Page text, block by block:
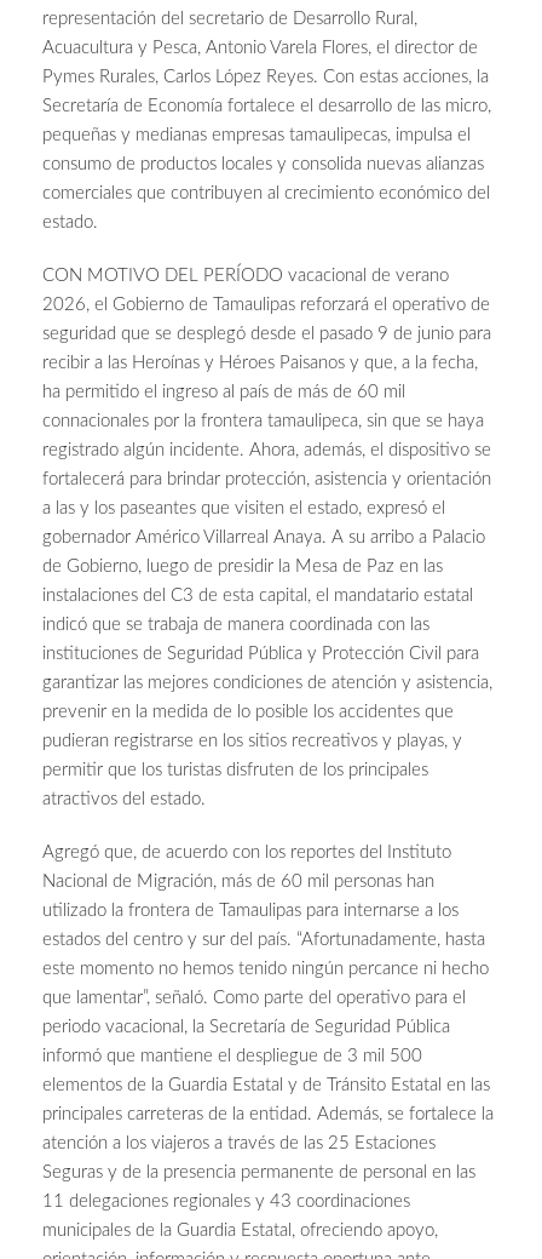
representación del secretario de Desarrollo Rural,
Acuacultura y Pesca, Antonio Varela Flores, el director de
Pymes Rurales, Carlos López Reyes. Con estas acciones, la
Secretaría de Economía fortalece el desarrollo de las micro,
pequeñas y medianas empresas tamaulipecas, impulsa el
consumo de productos locales y consolida nuevas alianzas
comerciales que contribuyen al crecimiento económico del
estado.
CON MOTIVO DEL PERÍODO vacacional de verano
2026, el Gobierno de Tamaulipas reforzará el operativo de
seguridad que se desplegó desde el pasado 9 de junio para
recibir a las Heroínas y Héroes Paisanos y que, a la fecha,
ha permitido el ingreso al país de más de 60 mil
connacionales por la frontera tamaulipeca, sin que se haya
registrado algún incidente. Ahora, además, el dispositivo se
fortalecerá para brindar protección, asistencia y orientación
a las y los paseantes que visiten el estado, expresó el
gobernador Américo Villarreal Anaya. A su arribo a Palacio
de Gobierno, luego de presidir la Mesa de Paz en las
instalaciones del C3 de esta capital, el mandatario estatal
indicó que se trabaja de manera coordinada con las
instituciones de Seguridad Pública y Protección Civil para
garantizar las mejores condiciones de atención y asistencia,
prevenir en la medida de lo posible los accidentes que
pudieran registrarse en los sitios recreativos y playas, y
permitir que los turistas disfruten de los principales
atractivos del estado.
Agregó que, de acuerdo con los reportes del Instituto
Nacional de Migración, más de 60 mil personas han
utilizado la frontera de Tamaulipas para internarse a los
estados del centro y sur del país. “Afortunadamente, hasta
este momento no hemos tenido ningún percance ni hecho
que lamentar”, señaló. Como parte del operativo para el
periodo vacacional, la Secretaría de Seguridad Pública
informó que mantiene el despliegue de 3 mil 500
elementos de la Guardia Estatal y de Tránsito Estatal en las
principales carreteras de la entidad. Además, se fortalece la
atención a los viajeros a través de las 25 Estaciones
Seguras y de la presencia permanente de personal en las
11 delegaciones regionales y 43 coordinaciones
municipales de la Guardia Estatal, ofreciendo apoyo,